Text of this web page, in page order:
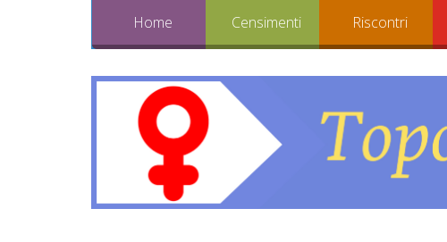
Home Censimenti Riscontri